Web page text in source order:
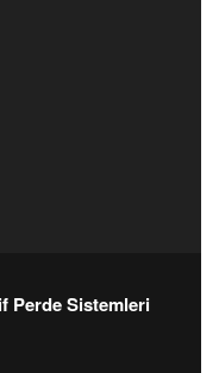
Perde Sistemleri